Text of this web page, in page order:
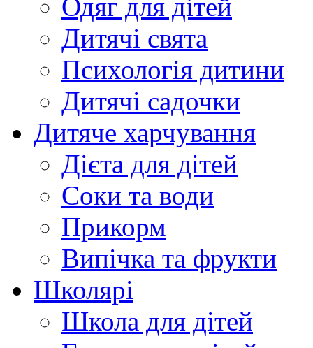
Одяг для дітей
Дитячі свята
Психологія дитини
Дитячі садочки
Дитяче харчування
Дієта для дітей
Соки та води
Прикорм
Випічка та фрукти
Школярі
Школа для дітей